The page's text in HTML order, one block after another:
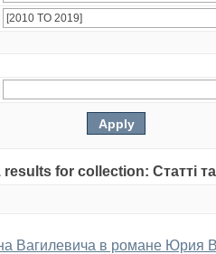
for collection: Статті
Вагилевича в романе Юрия